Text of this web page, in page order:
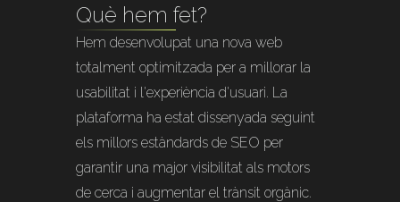
Què hem fet?
Hem desenvolupat una nova web
totalment optimitzada per a millorar la
usabilitat i l'experiència d'usuari. La
plataforma ha estat dissenyada seguint
els millors estàndards de SEO per
garantir una major visibilitat als motors
de cerca i augmentar el trànsit orgànic.